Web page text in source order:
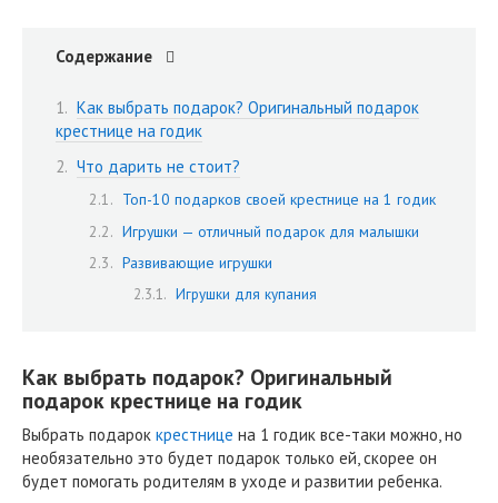
Содержание
Как выбрать подарок? Оригинальный подарок
крестнице на годик
Что дарить не стоит?
Топ-10 подарков своей крестнице на 1 годик
Игрушки — отличный подарок для малышки
Развивающие игрушки
Игрушки для купания
Как выбрать подарок? Оригинальный
подарок крестнице на годик
Выбрать подарок крестнице на 1 годик все-таки можно, но
необязательно это будет подарок только ей, скорее он
будет помогать родителям в уходе и развитии ребенка.